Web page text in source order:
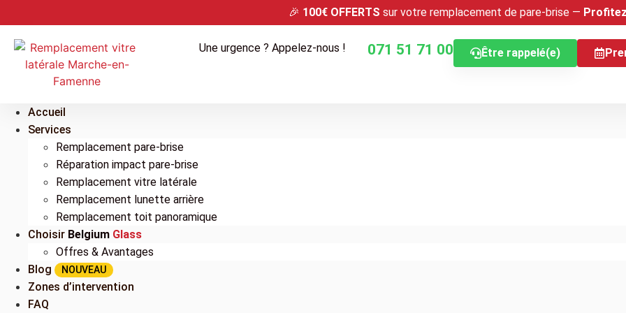
🎉 100€ OFFERTS sur votre remplacement de pare-brise —
Une urgence ? Appelez-nous ! 071 51 71 00 Être rappelé(e)
Accueil
Services
Remplacement pare-brise
Réparation impact pare-brise
Remplacement vitre latérale
Remplacement lunette arrière
Remplacement toit panoramique
Choisir Belgium Glass
Offres & Avantages
Blog
NOUVEAU
Zones d’intervention
FAQ